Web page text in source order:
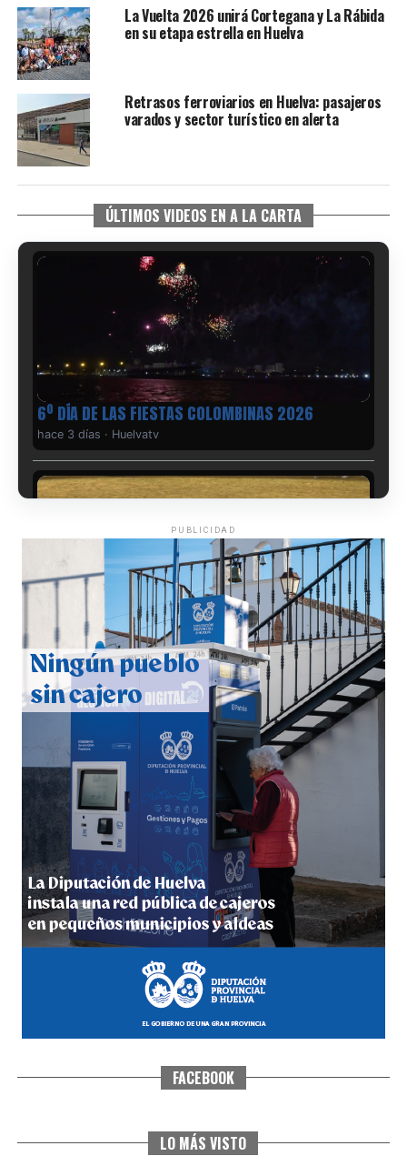
La Vuelta 2026 unirá Cortegana y La Rábida
en su etapa estrella en Huelva
Retrasos ferroviarios en Huelva: pasajeros
varados y sector turístico en alerta
ÚLTIMOS VIDEOS EN A LA CARTA
6º DÍA DE LAS FIESTAS COLOMBINAS 2026
hace 3 días · Huelvatv
QUINTA CORRIDA DE LAS FIESTAS COLOMBINAS
2026
hace 4 días·Huelvatv
5º DÍA DE LAS FIESTAS COLOMBINAS 2026
hace 4 días·Huelvatv
CUARTA CORRIDA DE LAS FIESTAS COLOMBINAS
PUBLICIDAD
FACEBOOK
LO MÁS VISTO